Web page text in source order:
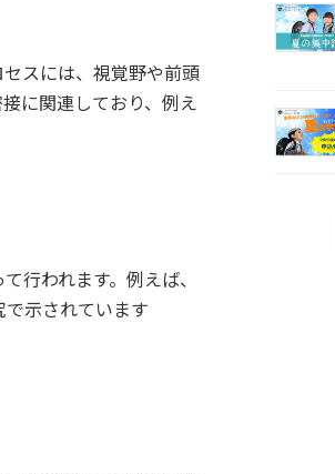
スには、視覚野や前頭
に関連しており、例え
行われます。例えば、
示されています